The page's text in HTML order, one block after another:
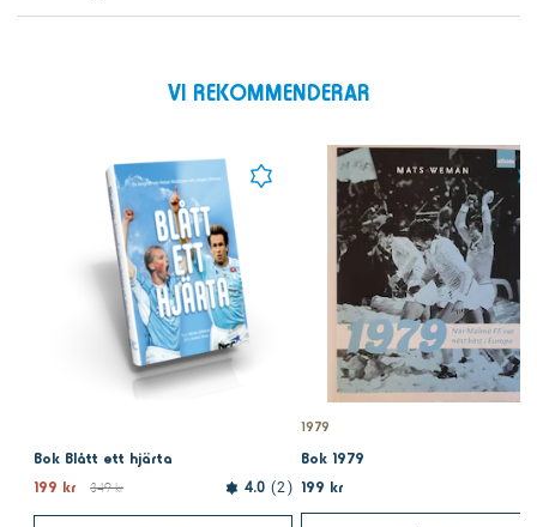
VI REKOMMENDERAR
Bok Blått ett hjärta
199 kr
349 kr 4.0 2
1979
Bok 1979
199 kr